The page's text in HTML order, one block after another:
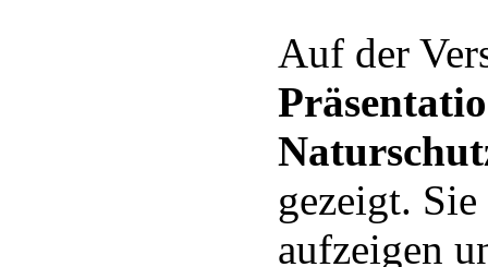
Auf der
gezeigt.
aufzeigen